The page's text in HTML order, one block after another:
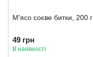
М'ясо соєве битки, 200 г
49 грн
В наявності